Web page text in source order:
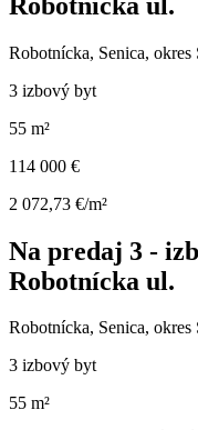
Robotnícka, Senica, okres
3 izbový byt
55 m²
114 000 €
2 072,73 €/m²
Na predaj 3 -
Robotnícka ul.
Robotnícka, Senica, okres
3 izbový byt
55 m²